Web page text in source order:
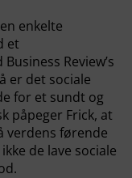
enkelte
et
Review’s
er det sociale
for et sundt og
påpeger Frick, at
verdens førende
de lave sociale